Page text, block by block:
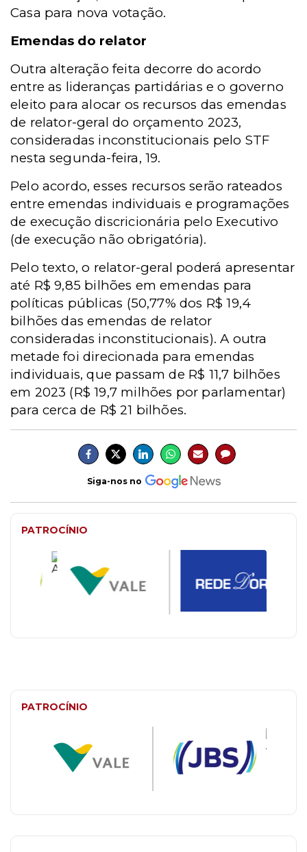
Casa para nova votação.
Emendas do relator
Outra alteração feita decorre do acordo
entre as lideranças partidárias e o governo
eleito para alocar os recursos das emendas
de relator-geral do orçamento 2023,
consideradas inconstitucionais pelo STF
nesta segunda-feira, 19.
Pelo acordo, esses recursos serão rateados
entre emendas individuais e programações
de execução discricionária pelo Executivo
(de execução não obrigatória).
Pelo texto, o relator-geral poderá apresentar
até R$ 9,85 bilhões em emendas para
políticas públicas (50,77% dos R$ 19,4
bilhões das emendas de relator
consideradas inconstitucionais). A outra
metade foi direcionada para emendas
individuais, que passam de R$ 11,7 bilhões
em 2023 (R$ 19,7 milhões por parlamentar)
para cerca de R$ 21 bilhões.
Siga-nos no
PATROCÍNIO
PATROCÍNIO